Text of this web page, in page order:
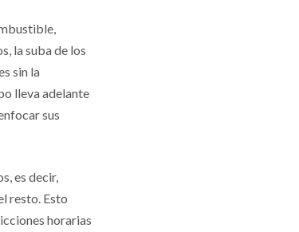
la suba de los
sin la
lleva adelante
sus
es decir,
resto. Esto
horarias